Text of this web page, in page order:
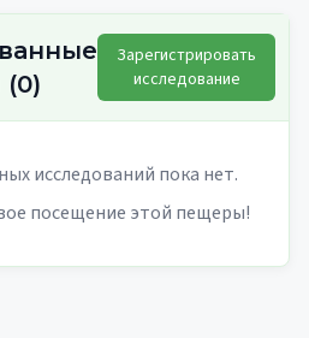
(0)
Зарегистрировать
исследование
исследований пока нет.
посещение этой пещеры!